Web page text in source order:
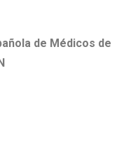
de Médicos de